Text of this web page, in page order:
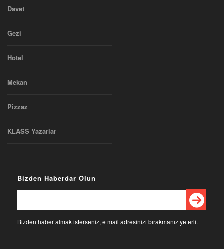
Davet
Gezi
Hotel
Mekan
Pizzaz
KLASS Yazarlar
Bizden Haberdar Olun
Bizden haber almak isterseniz, e mail adresinizi bırakmanız yeterli.